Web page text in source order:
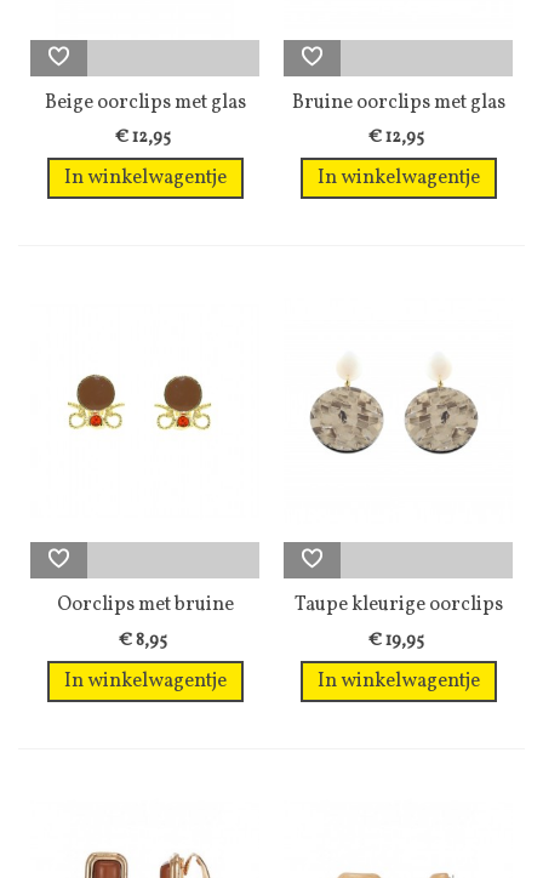
Beige oorclips met glas
kralen...
€ 12,95
In winkelwagentje
Bruine oorclips met glas
steentjes
€ 12,95
In winkelwagentje
Oorclips met bruine
inleg en...
€ 8,95
In winkelwagentje
Taupe kleurige oorclips
met een...
€ 19,95
In winkelwagentje